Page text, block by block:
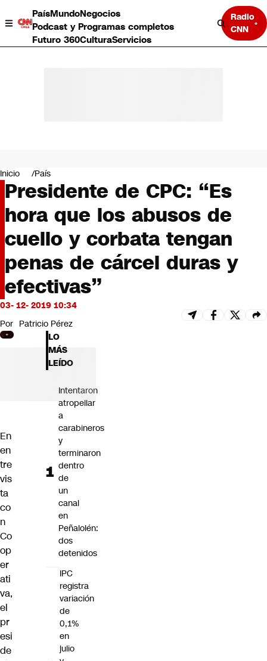
PaísMundoNegocios
Podcast y Programas completos
Futuro 360CulturaServicios
Radio
CNN
Negocios
Deportes
Programas completos
Cultura
Servicios
Bits
CNN tiempo
Futuro 360
Opinión
Inicio País
Presidente de CPC: “Es
hora que los abusos de
cuello y corbata tengan
penas de cárcel duras y
efectivas”
03- 12- 2019 10:34
Por Patricio Pérez
En
en
tre
vis
ta
co
n
Co
op
er
ati
va,
el
pr
esi
de
LO
MÁS
LEÍDO
Intentaron
atropellar
a
carabineros
y
terminaron
dentro
de
un
canal
en
Peñalolén:
dos
detenidos
IPC
registra
variación
de
0,1%
en
julio